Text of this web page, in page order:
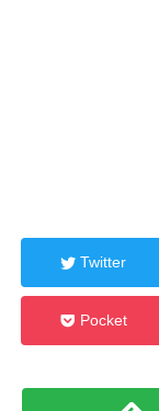
Twitter
Pocket